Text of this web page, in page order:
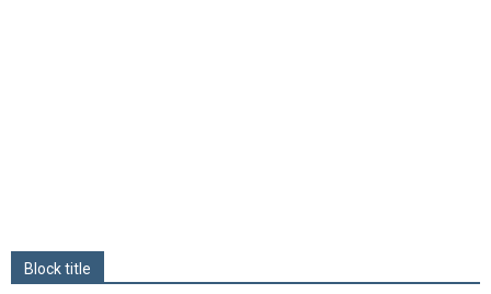
Block title